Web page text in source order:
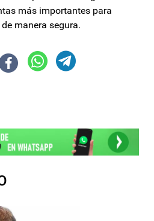
más importantes para
manera segura.